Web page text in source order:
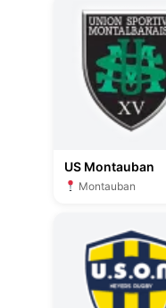
US Montauban
Montauban